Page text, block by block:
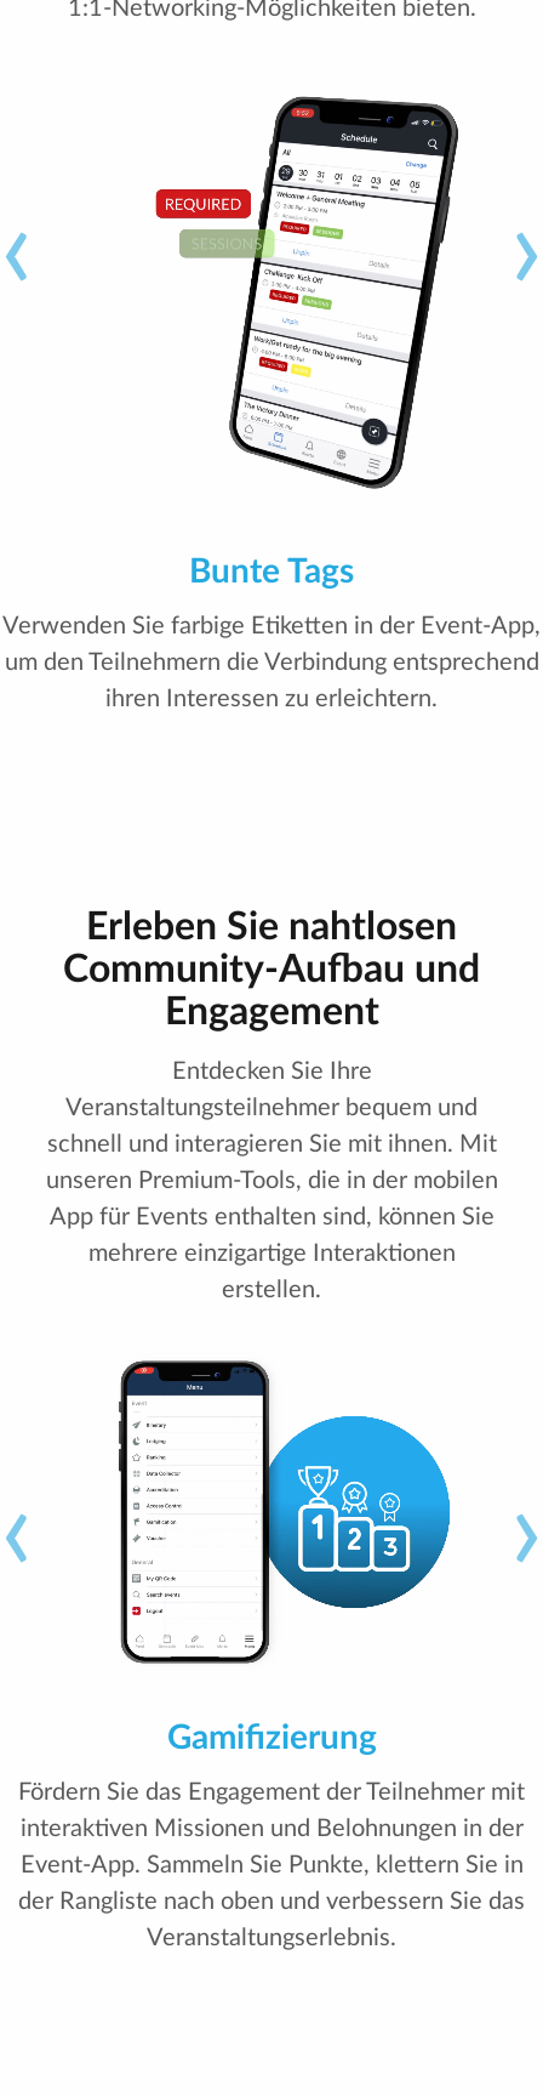
1:1-Networking-Möglichkeiten bieten.
‹ ›
Integration sozialer Netzwerke
Mit nur einem Klick oder einem schnellen
Bestätigungscode können sich Teilnehmer ganz
einfach und mühelos über soziale Medien
Erleben Sie nahtlosen
Community-Aufbau und
Engagement
Entdecken Sie Ihre
Veranstaltungsteilnehmer bequem und
schnell und interagieren Sie mit ihnen. Mit
unseren Premium-Tools, die in der mobilen
App für Events enthalten sind, können Sie
mehrere einzigartige Interaktionen
erstellen.
‹ ›
Umfragen
Sammeln Sie Teilnehmerfeedback mit Umfragen in
Event-Apps. Bewerten Sie Aktivitäten auf einer
Skala von 0-5, Ja/Nein, oder geben Sie
schriftliches Feedback.